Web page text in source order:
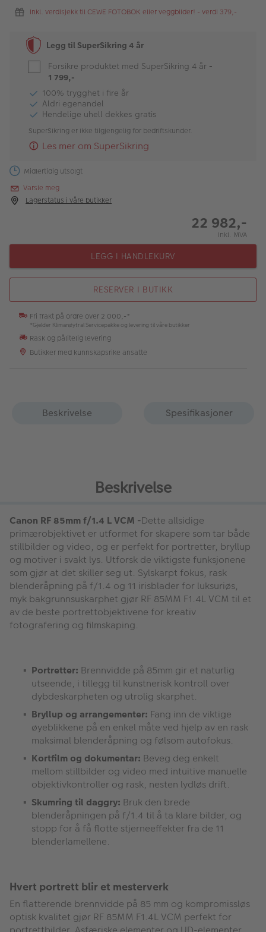
Fotokurs
Butikkoversikt
Inkl. verdisjekk til CEWE FOTOBOK eller veggbilder! - verdi 379,-
Legg til SuperSikring 4 år
Forsikre produktet med SuperSikring 4 år -
1 799,-
100% trygghet i fire år
Aldri egenandel
Hendelige uhell dekkes gratis
SuperSikring er ikke tilgjengelig for bedriftskunder.
Les mer om SuperSikring
Midlertidig utsolgt
Varsle meg
Lagerstatus i våre butikker
22 982,-
Inkl. MVA
LEGG I HANDLEKURV
RESERVER I BUTIKK
Fri frakt på ordre over 2 000,-*
*Gjelder Klimanøytral Servicepakke og levering til våre butikker
Rask og pålitelig levering
Butikker med kunnskapsrike ansatte
Beskrivelse Spesifikasjoner
Beskrivelse
Canon RF 85mm f/1.4 L VCM -Dette allsidige
primærobjektivet er utformet for skapere som tar både
stillbilder og video, og er perfekt for portretter, bryllup
og motiver i svakt lys. Utforsk de viktigste funksjonene
som gjør at det skiller seg ut. Sylskarpt fokus, rask
blenderåpning på f/1.4 og 11 irisblader for luksuriøs,
myk bakgrunnsuskarphet gjør RF 85MM F1.4L VCM til et
av de beste portrettobjektivene for kreativ
fotografering og filmskaping.
Portretter: Brennvidde på 85mm gir et naturlig
utseende, i tillegg til kunstnerisk kontroll over
dybdeskarpheten og utrolig skarphet.
Bryllup og arrangementer: Fang inn de viktige
øyeblikkene på en enkel måte ved hjelp av en rask
maksimal blenderåpning og følsom autofokus.
Kortfilm og dokumentar: Beveg deg enkelt
mellom stillbilder og video med intuitive manuelle
objektivkontroller og rask, nesten lydløs drift.
Skumring til daggry: Bruk den brede
blenderåpningen på f/1.4 til å ta klare bilder, og
stopp for å få flotte stjerneeffekter fra de 11
blenderlamellene.
Hvert portrett blir et mesterverk
En flatterende brennvidde på 85 mm og kompromissløs
optisk kvalitet gjør RF 85MM F1.4L VCM perfekt for